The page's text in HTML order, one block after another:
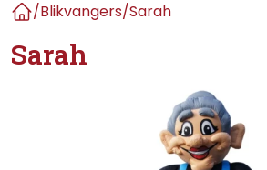
/Blikvangers/Sarah
Sarah